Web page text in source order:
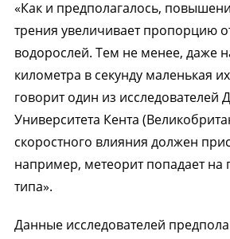
«Как и предполагалось,
трения увеличивает пропорцию
водорослей. Тем не менее, даже
километра в секунду маленькая
говорит один из исследователей
Университета Кента
скоростного влияния должен
например, метеорит попадает на
типа».
Данные исследователей